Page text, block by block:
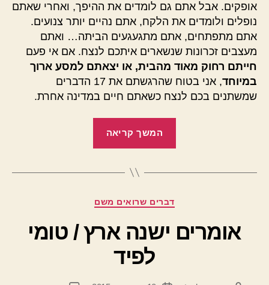
אופקים. אבל אתם גם לומדים את ההיפך, ואחרי שאתם
נופלים ולומדים את הלקח, אתם נהיים יותר צנועים.
אתם מתפתחים, אתם מתגעגעים הביתה… ואתם
מעצבים זכרונות שנשארים איתכם לנצח. אם אי פעם
חייתם רחוק מאוד מהבית, או יצאתם למסע ארוך
במיוחד
, אני בטוח שהרגשתם את 17 הדברים
שמשתנים בכם לנצח כשאתם חיים במדינה אחרת.
המשך קריאה
בך
בארץ
קטגוריות
דברים שרואים משם
אומרים ישנה ארץ / טומי
לפיד